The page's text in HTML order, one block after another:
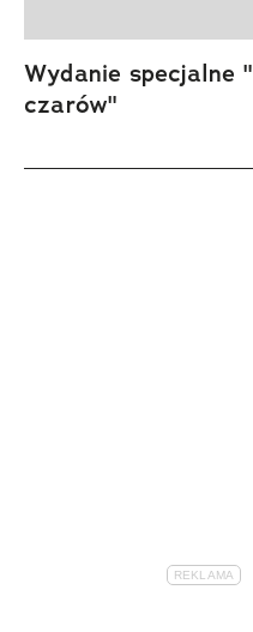
Wydanie specjalne
czarów"